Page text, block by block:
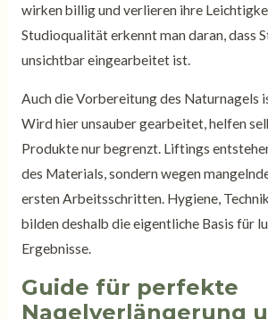
wirken billig und verlieren ihre
Studioqualität erkennt man daran, dass
unsichtbar eingearbeitet ist.
Auch die Vorbereitung des Naturnagels
Wird hier unsauber gearbeitet, helfen
Produkte nur begrenzt. Liftings
des Materials, sondern wegen
ersten Arbeitsschritten. Hygiene,
bilden deshalb die eigentliche Basis für
Ergebnisse.
Guide für perfekte
Nagelverlängerung